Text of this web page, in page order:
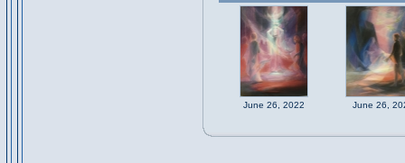
June 26, 2022 June 26,